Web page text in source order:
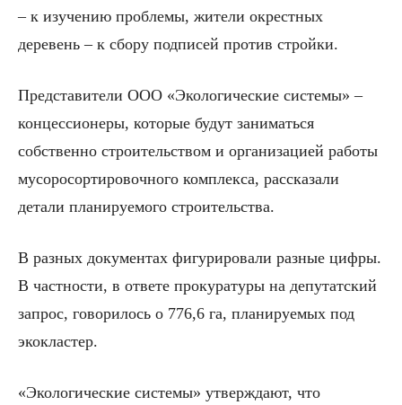
– к изучению проблемы, жители окрестных
деревень – к сбору подписей против стройки.
Представители ООО «Экологические системы» –
концессионеры, которые будут заниматься
собственно строительством и организацией работы
мусоросортировочного комплекса, рассказали
детали планируемого строительства.
В разных документах фигурировали разные цифры.
В частности, в ответе прокуратуры на депутатский
запрос, говорилось о 776,6 га, планируемых под
экокластер.
«Экологические системы» утверждают, что